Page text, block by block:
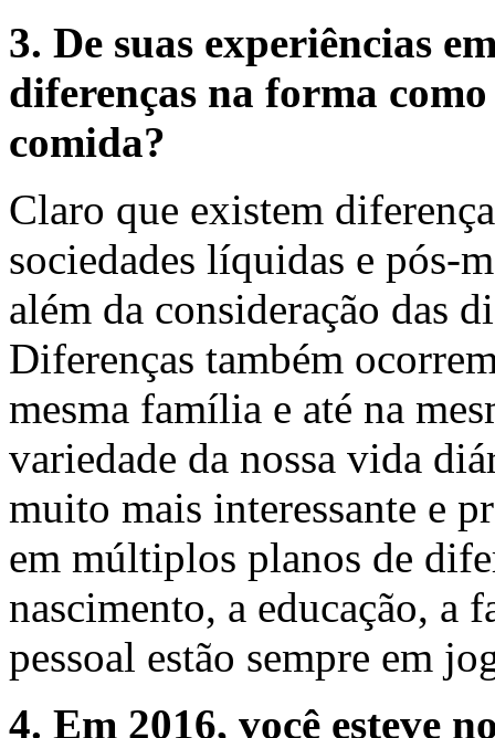
3. De suas experiências
diferenças na forma
comida?
Claro que existem
sociedades líquidas e pós-
além da consideração das
Diferenças também
mesma família e até na
variedade da nossa vida
muito mais interessante e
em múltiplos planos de
nascimento, a educação, a
pessoal estão sempre em
4. Em 2016, você esteve